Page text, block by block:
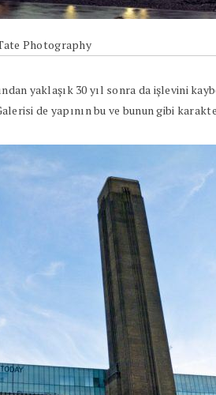
Photography
yaklaşık 30 yıl sonra da işlevini
de yapının bu ve bunun gibi